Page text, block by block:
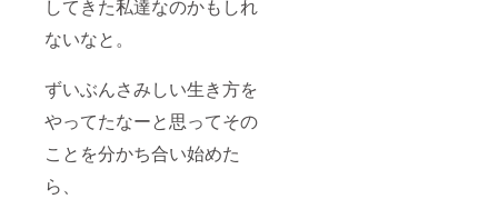
してきた私達なのかもしれ
ないなと。
ずいぶんさみしい生き方を
やってたなーと思ってその
ことを分かち合い始めた
ら、